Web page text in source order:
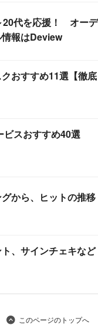
20代を応援！ オーデ
報はDeview
おすすめ11選【徹底
ビスおすすめ40選
から、ヒットの推移
、サインチェキなど
このページのトップへ